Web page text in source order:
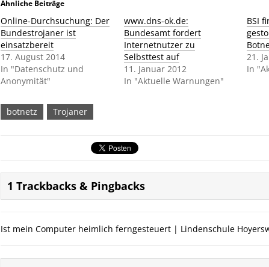
Ähnliche Beiträge
Online-Durchsuchung: Der
Bundestrojaner ist
einsatzbereit
17. August 2014
In "Datenschutz und
Anonymität"
www.dns-ok.de:
Bundesamt fordert
Internetnutzer zu
Selbsttest auf
11. Januar 2012
In "Aktuelle Warnungen"
BSI
21.
In
botnetz Trojaner
1 Trackbacks & Pingbacks
Ist mein Computer heimlich ferngesteuert | Lindenschule